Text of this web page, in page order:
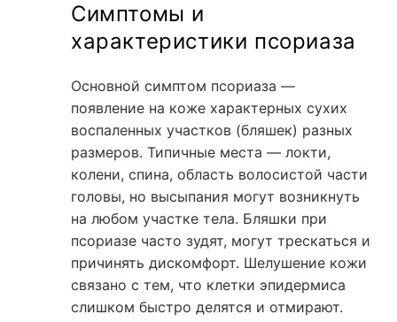
Симптомы и
характеристики псориаза
Основной симптом псориаза —
появление на коже характерных сухих
воспаленных участков (бляшек) разных
размеров. Типичные места — локти,
колени, спина, область волосистой части
головы, но высыпания могут возникнуть
на любом участке тела. Бляшки при
псориазе часто зудят, могут трескаться и
причинять дискомфорт. Шелушение кожи
связано с тем, что клетки эпидермиса
слишком быстро делятся и отмирают.